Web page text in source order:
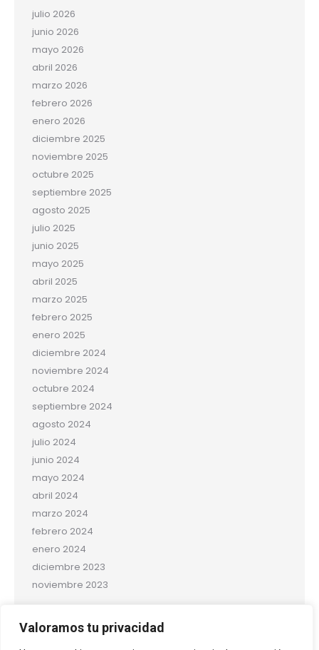
Valoramos tu privacidad
julio 2026
junio 2026
mayo 2026
abril 2026
marzo 2026
febrero 2026
enero 2026
diciembre 2025
noviembre 2025
octubre 2025
septiembre 2025
agosto 2025
julio 2025
junio 2025
mayo 2025
abril 2025
marzo 2025
febrero 2025
enero 2025
diciembre 2024
noviembre 2024
octubre 2024
septiembre 2024
agosto 2024
julio 2024
junio 2024
mayo 2024
abril 2024
marzo 2024
febrero 2024
enero 2024
diciembre 2023
noviembre 2023
Categorías